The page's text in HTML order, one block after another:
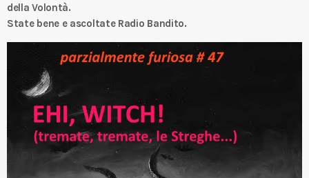
della Volontà.
State bene e ascoltate Radio Bandito.